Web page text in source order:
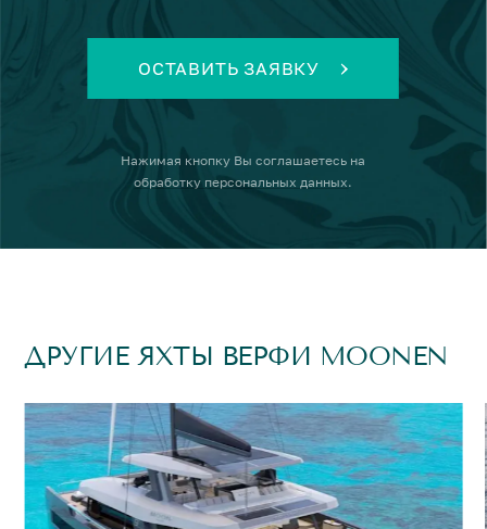
ОСТАВИТЬ ЗАЯВКУ
Нажимая кнопку Вы соглашаетесь на
обработку персональных данных.
ДРУГИЕ ЯХТЫ ВЕРФИ MOONEN